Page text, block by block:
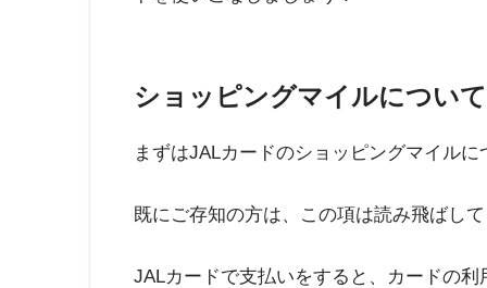
ショッピングマイルについて
まずはJALカードのショッピングマイル
既にご存知の方は、この項は読み飛ばし
JALカードで支払いをすると、カードの